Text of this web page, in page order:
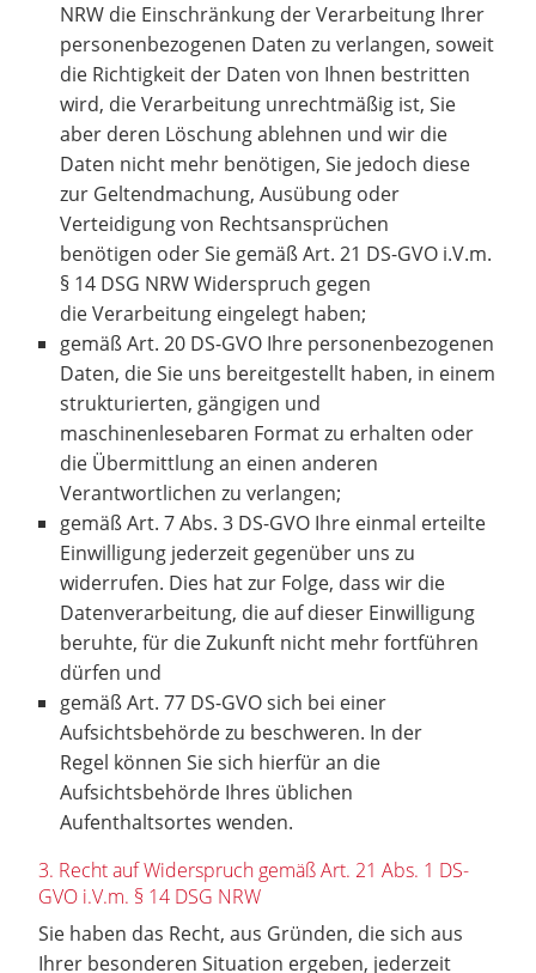
NRW die Einschränkung der Verarbeitung Ihrer
personenbezogenen Daten zu verlangen, soweit
die Richtigkeit der Daten von Ihnen bestritten
wird, die Verarbeitung unrechtmäßig ist, Sie
aber deren Löschung ablehnen und wir die
Daten nicht mehr benötigen, Sie jedoch diese
zur Geltendmachung, Ausübung oder
Verteidigung von Rechtsansprüchen
benötigen oder Sie gemäß Art. 21 DS-GVO i.V.m.
§ 14 DSG NRW Widerspruch gegen
die Verarbeitung eingelegt haben;
gemäß Art. 20 DS-GVO Ihre personenbezogenen
Daten, die Sie uns bereitgestellt haben, in einem
strukturierten, gängigen und
maschinenlesebaren Format zu erhalten oder
die Übermittlung an einen anderen
Verantwortlichen zu verlangen;
gemäß Art. 7 Abs. 3 DS-GVO Ihre einmal erteilte
Einwilligung jederzeit gegenüber uns zu
widerrufen. Dies hat zur Folge, dass wir die
Datenverarbeitung, die auf dieser Einwilligung
beruhte, für die Zukunft nicht mehr fortführen
dürfen und
gemäß Art. 77 DS-GVO sich bei einer
Aufsichtsbehörde zu beschweren. In der
Regel können Sie sich hierfür an die
Aufsichtsbehörde Ihres üblichen
Aufenthaltsortes wenden.
3. Recht auf Widerspruch gemäß Art. 21 Abs. 1 DS-
GVO i.V.m. § 14 DSG NRW
Sie haben das Recht, aus Gründen, die sich aus
Ihrer besonderen Situation ergeben, jederzeit